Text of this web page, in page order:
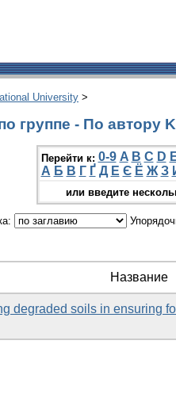
University >
группе - По автору
Перейти к: 0-9 A B C D
А Б В Г Ґ Д Е Є Ё Ж З
или введите
Название
degraded soils in ensuring